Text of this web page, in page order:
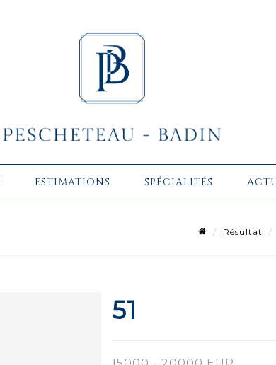
ESTIMATIONS SPÉCIALITÉS
Résultat
51